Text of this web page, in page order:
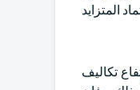
المتزايد
بمعدل نمو سنوي مركب يزيد عن 4.5٪ بحلول عام 2034. يؤثر ارتفاع تكاليف